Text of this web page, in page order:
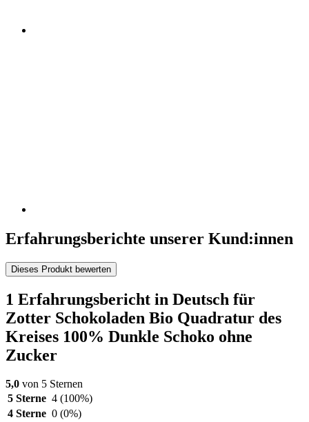
Erfahrungsberichte unserer Kund:innen
Dieses Produkt bewerten
1 Erfahrungsbericht in Deutsch für
Zotter Schokoladen Bio Quadratur des
Kreises 100% Dunkle Schoko ohne
Zucker
5,0 von 5 Sternen
5 Sterne 4 (100%)
4 Sterne 0 (0%)